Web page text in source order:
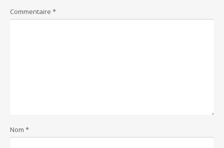
Commentaire *
Nom *